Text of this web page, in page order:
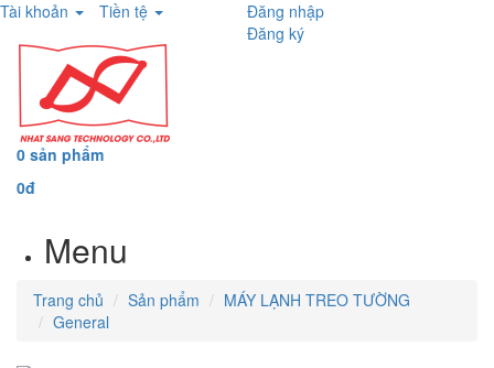
Tài khoản Tiền tệ
Đăng nhập
Đăng ký
0 sản phẩm
0đ
Menu
Trang chủ Sản phẩm
MÁY LẠNH TREO TƯỜNG
General